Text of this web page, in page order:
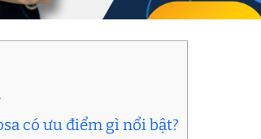
có ưu điểm gì nổi bật?